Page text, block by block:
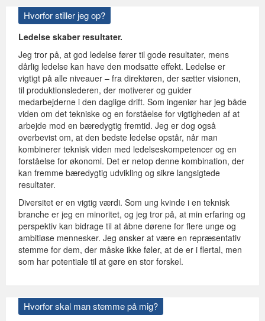
Hvorfor stiller jeg op?
Ledelse skaber resultater.
Jeg tror på, at god ledelse fører til gode resultater, mens
dårlig ledelse kan have den modsatte effekt. Ledelse er
vigtigt på alle niveauer – fra direktøren, der sætter visionen,
til produktionslederen, der motiverer og guider
medarbejderne i den daglige drift. Som ingeniør har jeg både
viden om det tekniske og en forståelse for vigtigheden af at
arbejde mod en bæredygtig fremtid. Jeg er dog også
overbevist om, at den bedste ledelse opstår, når man
kombinerer teknisk viden med ledelseskompetencer og en
forståelse for økonomi. Det er netop denne kombination, der
kan fremme bæredygtig udvikling og sikre langsigtede
resultater.
Diversitet er en vigtig værdi. Som ung kvinde i en teknisk
branche er jeg en minoritet, og jeg tror på, at min erfaring og
perspektiv kan bidrage til at åbne dørene for flere unge og
ambitiøse mennesker. Jeg ønsker at være en repræsentativ
stemme for dem, der måske ikke føler, at de er i flertal, men
som har potentiale til at gøre en stor forskel.
Hvorfor skal man stemme på mig?